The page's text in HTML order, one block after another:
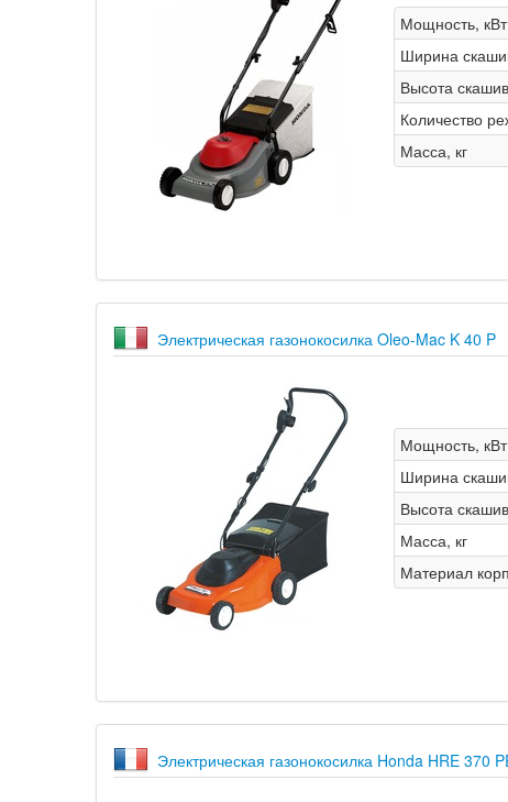
Мощность, кВт
Ширина
Высота
Количество
Масса, кг
Электрическая газонокосилка Oleo-Mac K 40 P
Мощность, кВт
Ширина
Высота
Масса, кг
Материал
Электрическая газонокосилка Honda HRE 370